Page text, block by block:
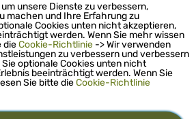
unsere Dienste zu verbessern,
machen und Ihre Erfahrung zu
Cookies unten nicht akzeptieren,
werden. Wenn Sie mehr wissen
dieCookie-Richtlinie -> Wir verwenden
zu verbessern und verbessern
optionale Cookies unten nicht
beeinträchtigt werden. Wenn Sie
Sie bitte dieCookie-Richtlinie